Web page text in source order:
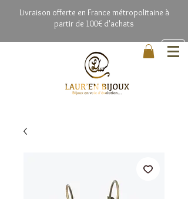
Livraison offerte en France métropolitaine à
partir de 100€ d'achats